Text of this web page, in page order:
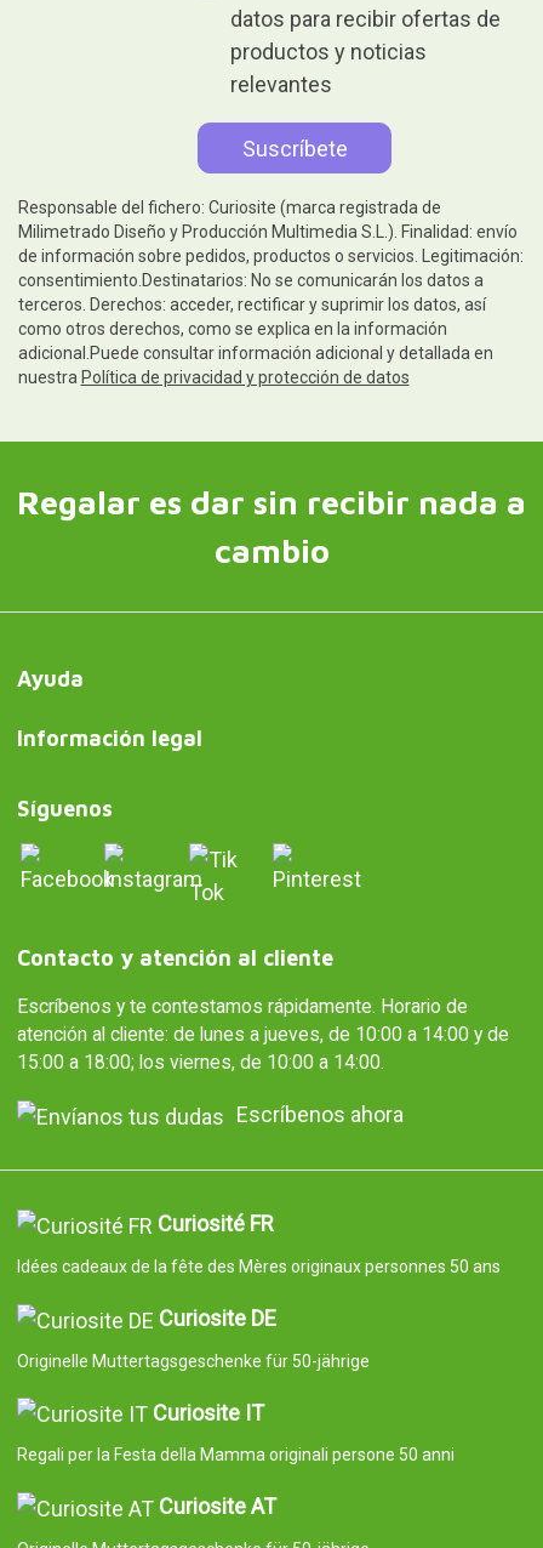
datos para recibir ofertas de
productos y noticias
relevantes
Responsable del fichero: Curiosite (marca registrada de
Milimetrado Diseño y Producción Multimedia S.L.). Finalidad: envío
de información sobre pedidos, productos o servicios. Legitimación:
consentimiento.Destinatarios: No se comunicarán los datos a
terceros. Derechos: acceder, rectificar y suprimir los datos, así
como otros derechos, como se explica en la información
adicional.Puede consultar información adicional y detallada en
nuestra Política de privacidad y protección de datos
Regalar es dar sin recibir nada a
cambio
Ayuda
Información legal
Síguenos
Contacto y atención al cliente
Escríbenos y te contestamos rápidamente. Horario de
atención al cliente: de lunes a jueves, de 10:00 a 14:00 y de
15:00 a 18:00; los viernes, de 10:00 a 14:00.
Escríbenos ahora
Curiosité FR
Idées cadeaux de la fête des Mères originaux personnes 50 ans
Curiosite DE
Originelle Muttertagsgeschenke für 50-jährige
Curiosite IT
Regali per la Festa della Mamma originali persone 50 anni
Curiosite AT